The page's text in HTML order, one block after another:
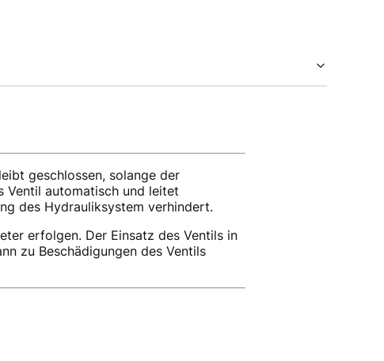
geschlossen, solange der
Ventil automatisch und leitet
des Hydrauliksystem verhindert.
erfolgen. Der Einsatz des Ventils in
zu Beschädigungen des Ventils